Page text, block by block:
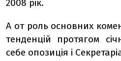
2008 рік.
А от роль основних
тенденцій протягом
себе опозиція і